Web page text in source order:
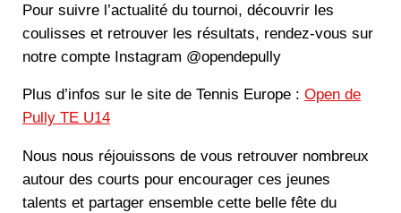
Pour suivre l’actualité du tournoi, découvrir les
coulisses et retrouver les résultats, rendez-vous sur
notre compte Instagram @opendepully
Plus d’infos sur le site de Tennis Europe : Open de
Pully TE U14
Nous nous réjouissons de vous retrouver nombreux
autour des courts pour encourager ces jeunes
talents et partager ensemble cette belle fête du